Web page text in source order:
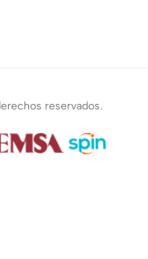
reservados.